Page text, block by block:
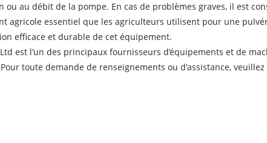
au débit de la pompe. En cas de problèmes graves, il est
agricole essentiel que les agriculteurs utilisent pour une
efficace et durable de cet équipement.
est l’un des principaux fournisseurs d’équipements et de
toute demande de renseignements ou d'assistance,